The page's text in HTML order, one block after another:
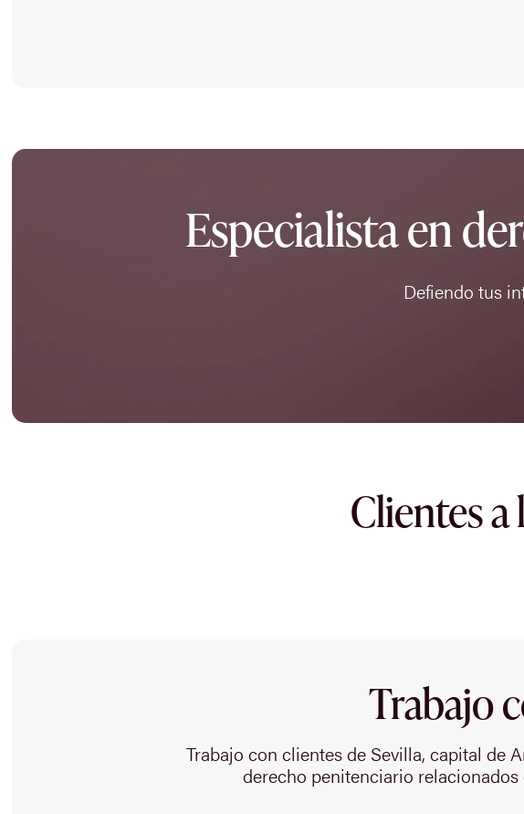
Especialista en
Defiendo tus
Clientes a
Trabajo
Trabajo con clientes de Sevilla, capital de
derecho penitenciario